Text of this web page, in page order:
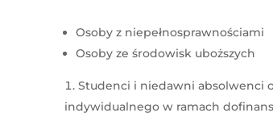
Osoby z niepełnosprawnościami
Osoby ze środowisk uboższych
Studenci i niedawni absolwenci
indywidualnego w ramach